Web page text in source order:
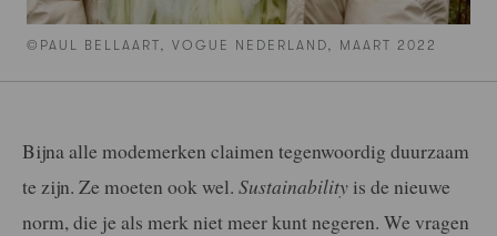
©PAUL BELLAART, VOGUE NEDERLAND, MAART 2022
Bijna alle modemerken claimen tegenwoordig duurzaam
te zijn. Ze moeten ook wel. Sustainability is de nieuwe
norm, die je als merk niet meer kunt negeren. We vragen